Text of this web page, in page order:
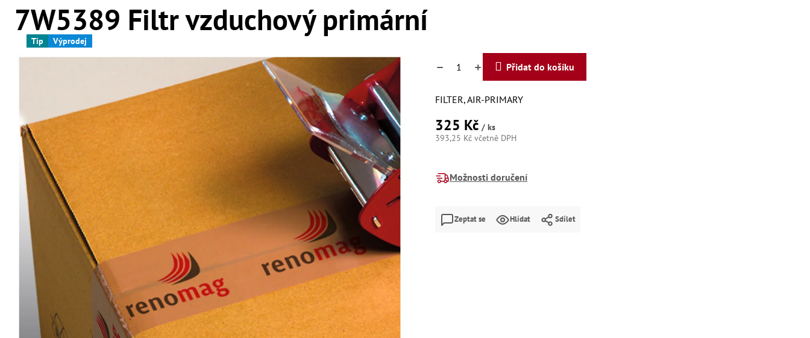
7W5389 Filtr vzduchový primární
Tip Výprodej
325 Kč / ks
393,25 Kč včetně DPH
Možnosti doručení
Přidat do košíku
FILTER, AIR-PRIMARY
Zeptat se Hlídat Sdílet